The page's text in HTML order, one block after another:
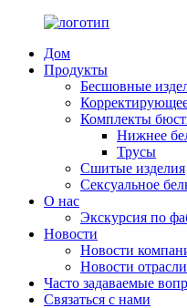
Дом
Продукты
Бесшовные
Комплекты
Нижнее
Трусы
Сшитые изделия
Сексуальное
О нас
Экскурсия по
Новости
Новости
Новости отрасли
Часто задаваемые
Связаться с нами